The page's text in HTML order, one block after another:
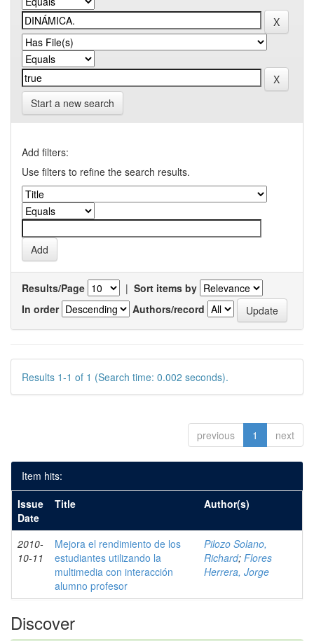
Start a new search
Add filters:
Use filters to refine the search results.
Results/Page | Sort items by
In order
Authors/record
Results 1-1 of 1 (Search time: 0.002 seconds).
previous 1 next
Item hits:
Issue
Date
Title Author(s)
2010-
10-11
Mejora el rendimiento de los
estudiantes utilizando la
multimedia con interacción
alumno profesor
Pilozo Solano,
Richard; Flores
Herrera, Jorge
Discover